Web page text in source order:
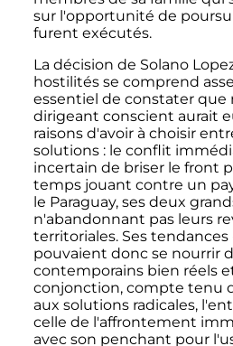
sur l'opportunité de
furent exécutés.
La décision de Solano
hostilités se comprend
essentiel de constater que
dirigeant conscient aurait
raisons d'avoir à choisir
solutions : le conflit
incertain de briser le front
temps jouant contre un
le Paraguay, ses deux
n'abandonnant pas leurs
territoriales. Ses tendances
pouvaient donc se nourrir
contemporains bien réels
conjonction, compte tenu
aux solutions radicales,
celle de l'affrontement
avec son penchant pour